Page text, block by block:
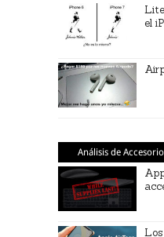
el
Análisis de